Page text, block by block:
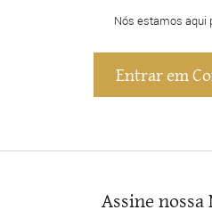
Nós estamos aqui
Entrar em
Assine